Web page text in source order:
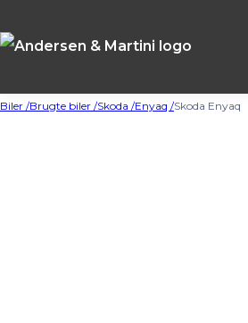
Biler /Brugte biler /Skoda /Enyaq /Skoda Enyaq